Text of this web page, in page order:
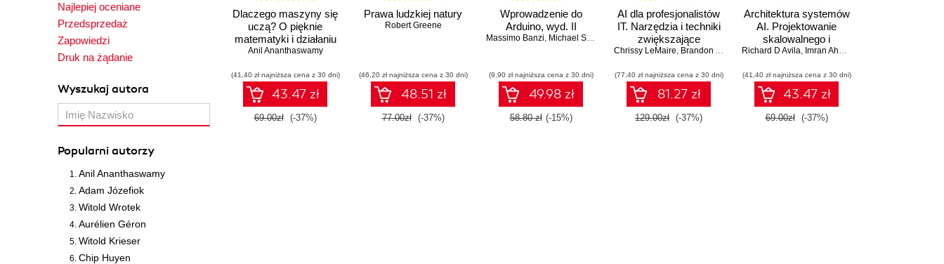
Najlepiej oceniane
Przedsprzedaż
Zapowiedzi
Druk na żądanie
Wyszukaj autora
Popularni autorzy
Anil Ananthaswamy
Adam Józefiok
Witold Wrotek
Aurélien Géron
Witold Krieser
Chip Huyen
Dlaczego maszyny się
uczą? O pięknie
matematyki i działaniu
współczesnej sztucznej
Anil Ananthaswamy
(41,40 zł najniższa cena z 30 dni)
43.47 zł
69.00zł (-37%)
Prawa ludzkiej natury
Robert Greene
(46,20 zł najniższa cena z 30 dni)
48.51 zł
77.00zł (-37%)
Wprowadzenie do
Arduino, wyd. II
Massimo Banzi, Michael Shiloh
(9,90 zł najniższa cena z 30 dni)
49.98 zł
58.80 zł (-15%)
AI dla profesjonalistów
IT. Narzędzia i techniki
zwiększające
produktywność
Chrissy LeMaire, Brandon Abshire
(77,40 zł najniższa cena z 30 dni)
81.27 zł
129.00zł (-37%)
Architektura systemów
AI. Projektowanie
skalowalnego i
niezawodnego
Richard D Avila, Imran Ahmad
(41,40 zł najniższa cena z 30 dni)
43.47 zł
69.00zł (-37%)